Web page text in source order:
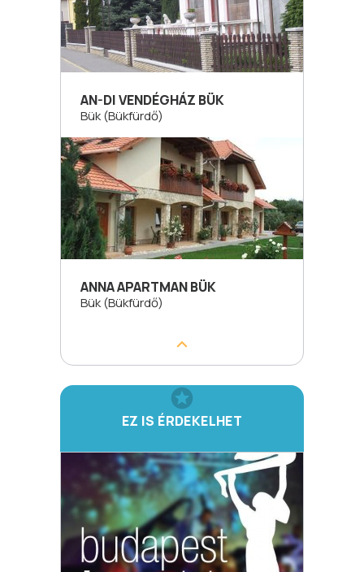
AN-DI VENDÉGHÁZ BÜK
Bük (Bükfürdő)
ANNA APARTMAN BÜK
Bük (Bükfürdő)
EZ IS ÉRDEKELHET